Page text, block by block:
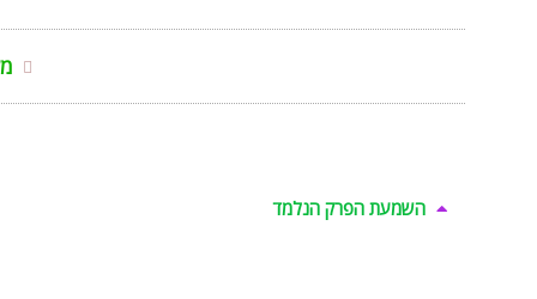
השמעת הפרק הנלמד